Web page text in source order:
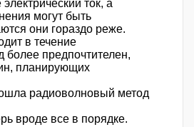
ток, а
могут быть
они гораздо реже.
в течение
более предпочтителен,
планирующих
радиоволновый метод
вроде все в порядке.